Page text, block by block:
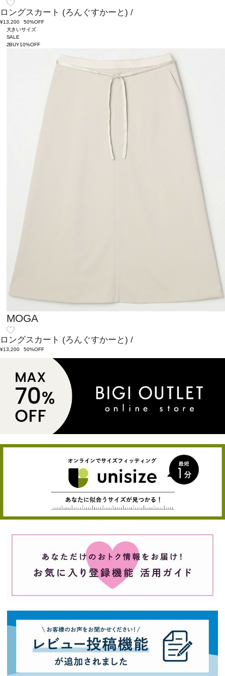
ロングスカート (ろんぐすかーと) /
¥13,200
50%OFF
大きいサイズ
SALE
2BUY10%OFF
MOGA
ロングスカート (ろんぐすかーと) /
¥13,200 50%OFF